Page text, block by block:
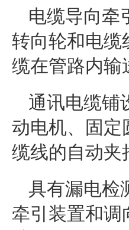
电缆导向牵
转向轮和电缆
缆在管路内输
通讯电缆铺
动电机、固定
缆线的自动夹
具有漏电检
牵引装置和调